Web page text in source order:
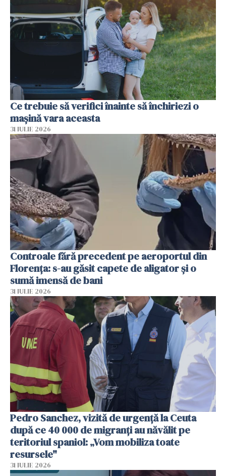
Ce trebuie să verifici înainte să închiriezi o
mașină vara aceasta
31 IULIE 2026
Controale fără precedent pe aeroportul din
Florența: s-au găsit capete de aligator și o
sumă imensă de bani
31 IULIE 2026
Pedro Sanchez, vizită de urgență la Ceuta
după ce 40 000 de migranți au năvălit pe
teritoriul spaniol: „Vom mobiliza toate
resursele"
31 IULIE 2026